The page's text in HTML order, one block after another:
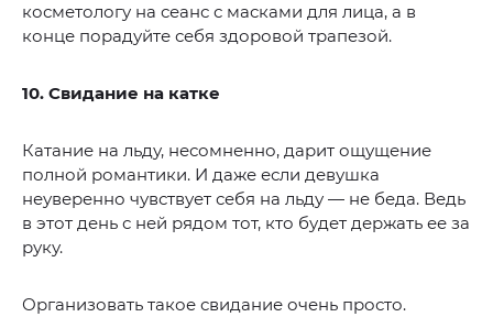
косметологу на сеанс с масками для лица, а в
конце порадуйте себя здоровой трапезой.
10. Свидание на катке
Катание на льду, несомненно, дарит ощущение
полной романтики. И даже если девушка
неуверенно чувствует себя на льду — не беда. Ведь
в этот день с ней рядом тот, кто будет держать ее за
руку.
Организовать такое свидание очень просто.